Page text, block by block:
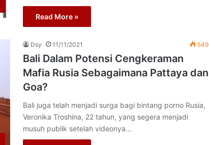
Read More »
Dsy 11/11/2021 549
Bali Dalam Potensi Cengkeraman
Mafia Rusia Sebagaimana Pattaya dan
Goa?
Bali juga telah menjadi surga bagi bintang porno Rusia,
Veronika Troshina, 22 tahun, yang segera menjadi
musuh publik setelah videonya…